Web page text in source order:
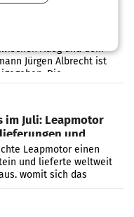
auf Adeg
Adeg und dem
Jürgen Albrecht ist
Die
und der
im Juli: Leapmotor
und
100.000er-Marke
Leapmotor einen
und lieferte weltweit
womit sich das
Juli 2025 mehr als